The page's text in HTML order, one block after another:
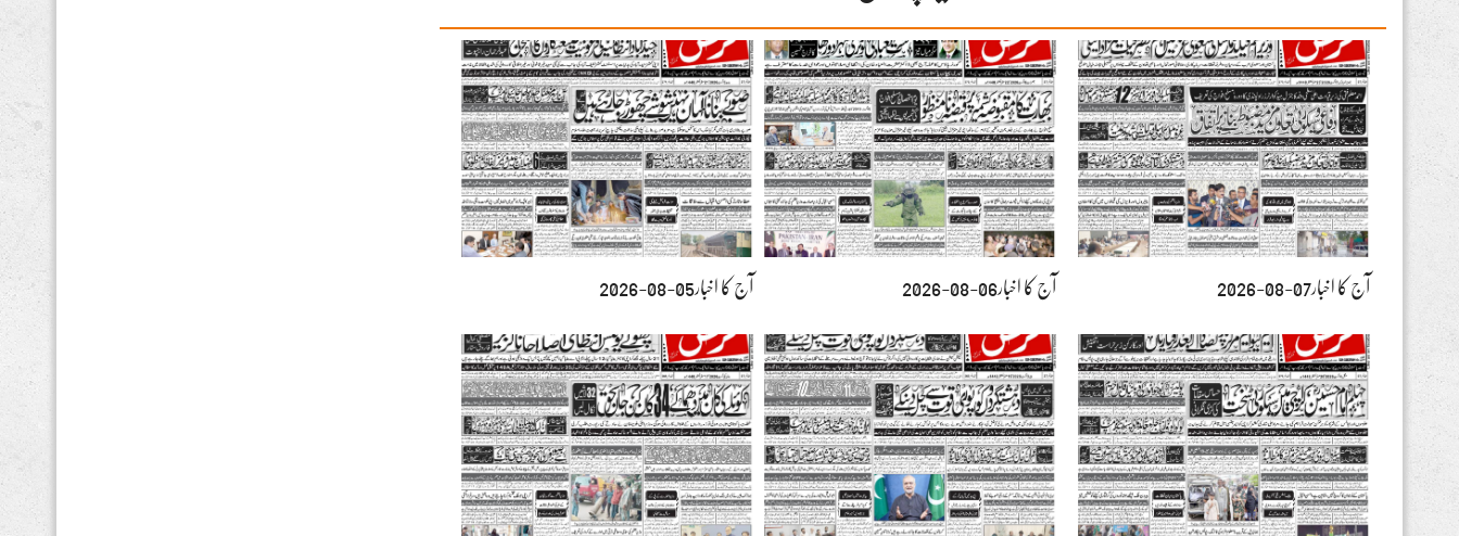
آج کا اخبار07-08-2026 آج کا اخبار06-08-2026 آج کا اخبار05-08-2026